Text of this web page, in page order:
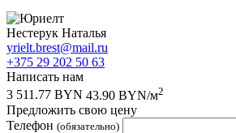
Нестерук Наталья
yrielt.brest@mail.ru
+375 29 202 50 63
Написать нам
3 511.77 BYN 43.90 BYN/м2
Предложить свою цену
Телефон (обязательно)